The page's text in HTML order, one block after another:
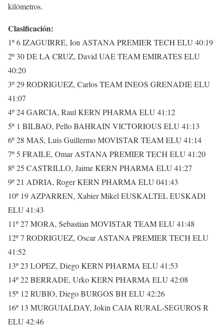
kilómetros.
Clasificación:
1º 6 IZAGUIRRE, Ion ASTANA PREMIER TECH ELU 40:19
2º 30 DE LA CRUZ, David UAE TEAM EMIRATES ELU
40:20
3º 29 RODRIGUEZ, Carlos TEAM INEOS GRENADIE ELU
41:07
4º 24 GARCIA, Raul KERN PHARMA ELU 41:12
5º 1 BILBAO, Pello BAHRAIN VICTORIOUS ELU 41:13
6º 28 MAS, Luis Guillermo MOVISTAR TEAM ELU 41:14
7º 5 FRAILE, Omar ASTANA PREMIER TECH ELU 41:20
8º 25 CASTRILLO, Jaime KERN PHARMA ELU 41:27
9º 21 ADRIA, Roger KERN PHARMA ELU 041:43
10º 19 AZPARREN, Xabier Mikel EUSKALTEL EUSKADI
ELU 41:43
11º 27 MORA, Sebastian MOVISTAR TEAM ELU 41:48
12º 7 RODRIGUEZ, Oscar ASTANA PREMIER TECH ELU
41:52
13º 23 LOPEZ, Diego KERN PHARMA ELU 41:53
14º 22 BERRADE, Urko KERN PHARMA ELU 42:08
15º 12 RUBIO, Diego BURGOS BH ELU 42:26
16º 13 MURGUIALDAY, Jokin CAJA RURAL-SEGUROS R
ELU 42:46